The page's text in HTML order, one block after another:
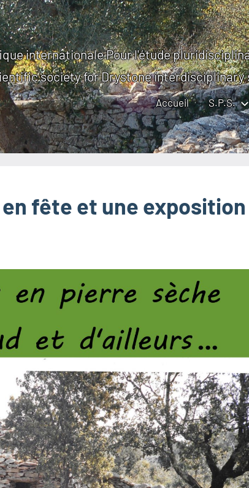
internationale Pour l'étude
society for Drystone interdisciplinary
Accueil S.P.S.
fête et une exposition